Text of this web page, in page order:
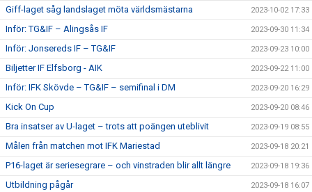
Giff-laget såg landslaget möta världsmästarna 2023-10-02 17:33
Inför: TG&IF – Alingsås IF 2023-09-30 11:34
Inför: Jonsereds IF – TG&IF 2023-09-23 10:00
Biljetter IF Elfsborg - AIK 2023-09-22 11:00
Inför: IFK Skövde – TG&IF – semifinal i DM 2023-09-20 16:29
Kick On Cup 2023-09-20 08:46
Bra insatser av U-laget – trots att poängen uteblivit 2023-09-19 08:55
Målen från matchen mot IFK Mariestad 2023-09-18 20:21
P16-laget är seriesegrare – och vinstraden blir allt längre 2023-09-18 19:36
Utbildning pågår 2023-09-18 16:07